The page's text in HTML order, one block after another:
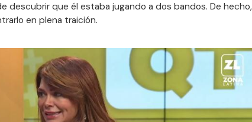
descubrir que él estaba jugando a dos bandos. De hecho,
en plena traición.